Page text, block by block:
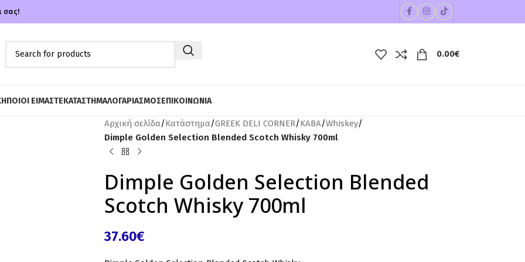
σας!
0.00€
ΠΟΙΟΙ ΕΙΜΑΣΤΕΚΑΤΑΣΤΗΜΑΛΟΓΑΡΙΑΣΜΟΣΕΠΙΚΟΙΝΩΝΙΑ
Αρχική σελίδα/Κατάστημα/GREEK DELI CORNER/ΚΑΒΑ/Whiskey/
Dimple Golden Selection Blended Scotch Whisky 700ml
Dimple Golden Selection Blended
Scotch Whisky 700ml
37.60€